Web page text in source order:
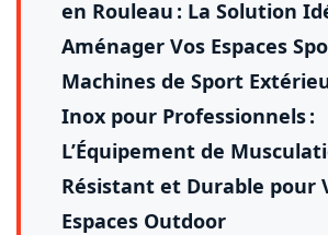
en Rouleau : La Solution
Aménager Vos Espaces
Machines de Sport
Inox pour Professionnels :
L’Équipement de
Résistant et Durable pour
Espaces Outdoor